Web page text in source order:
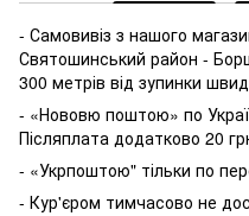
- Самовивіз з нашого
Святошинський район -
300 метрів від зупинки
- «Нововю поштою» по
Післяплата додатково 20
- «Укрпоштою" тільки по
- Кур'єром тимчасово не